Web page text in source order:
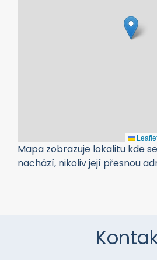
Mapa zobrazuje lokalitu kde
nachází, nikoliv její přesnou